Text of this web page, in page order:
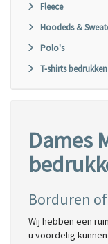
Fleece
Hoodeds &
Polo's
T-shirts bedrukken
Dames
Borduren
Wij hebben een
u voordelig kunnen